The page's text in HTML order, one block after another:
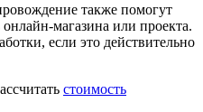
также помогут
магазина или проекта.
если это действительно
стоимость